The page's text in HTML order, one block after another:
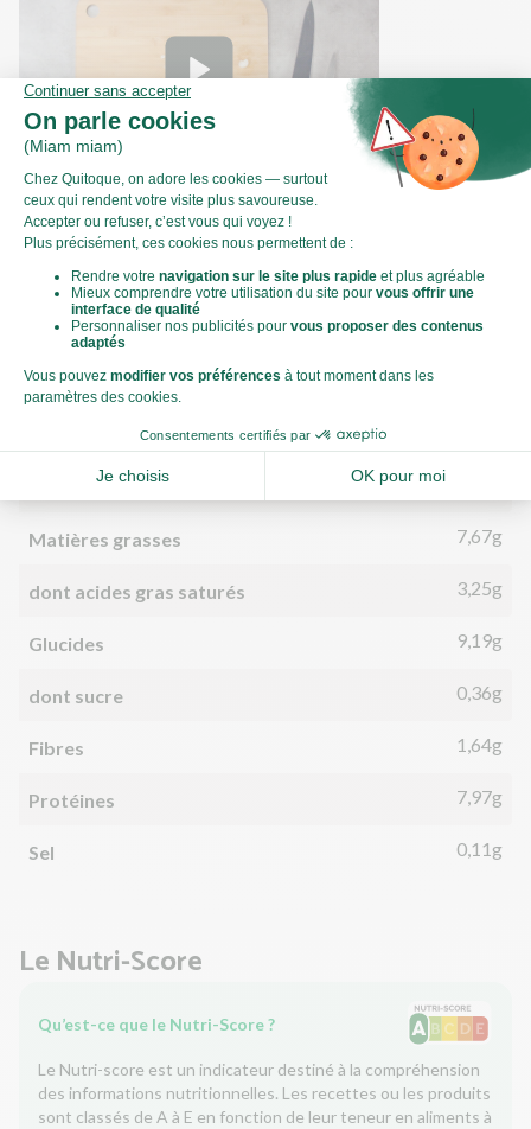
Comment émincer un oignon ?
Valeurs nutritionnelles
Par personne Pour 100g
Énergie (kCal) 136kCal
Matières grasses 7,67g
dont acides gras saturés 3,25g
Glucides 9,19g
dont sucre 0,36g
Fibres 1,64g
Protéines 7,97g
Sel 0,11g
Le Nutri-Score
Qu’est-ce que le Nutri-Score ?
Le Nutri-score est un indicateur destiné à la compréhension
des informations nutritionnelles. Les recettes ou les produits
sont classés de A à E en fonction de leur teneur en aliments à